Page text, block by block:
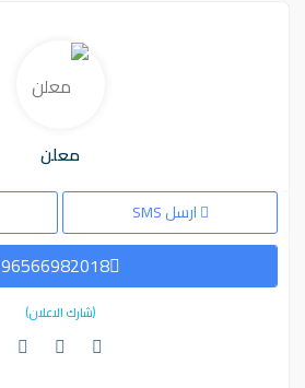
معلن
ارسل SMS
96566982018
(شارك الاعلان)